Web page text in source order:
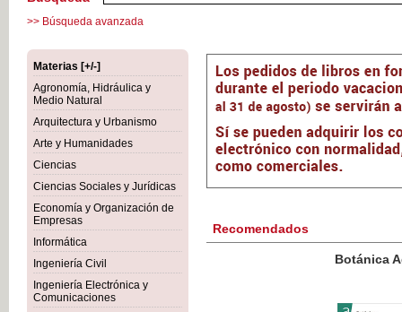
>> Búsqueda avanzada
Materias [+/-]
Agronomía, Hidráulica y
Medio Natural
Arquitectura y Urbanismo
Arte y Humanidades
Ciencias
Ciencias Sociales y Jurídicas
Economía y Organización de
Empresas
Informática
Ingeniería Civil
Ingeniería Electrónica y
Comunicaciones
Recomendados
Botánica Agroalimentaria